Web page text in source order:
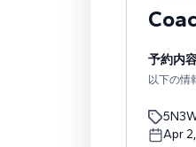
予約内
以下の情
Apr